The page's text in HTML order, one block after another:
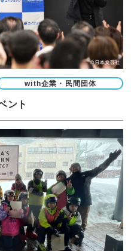
with企業・民間団体
ント